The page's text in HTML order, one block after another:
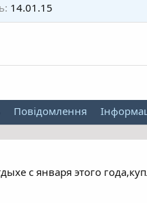
14.01.15
Повідомлення
с января этого